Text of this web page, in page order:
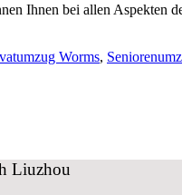
Ihnen bei allen Aspekten
Worms,
Liuzhou